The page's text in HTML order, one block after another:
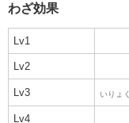
わざ効果
Lv1
Lv2
Lv3 いりょく
Lv4